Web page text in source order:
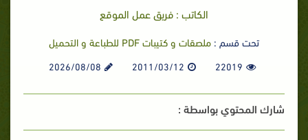
الكاتب : فريق عمل الموقع
تحت قسم : ملصقات و كتيبات PDF للطباعة و التحميل
22019
2011/03/12
2026/08/08
شارك المحتوي بواسطة :